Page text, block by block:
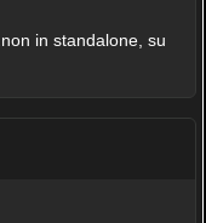
in standalone, su